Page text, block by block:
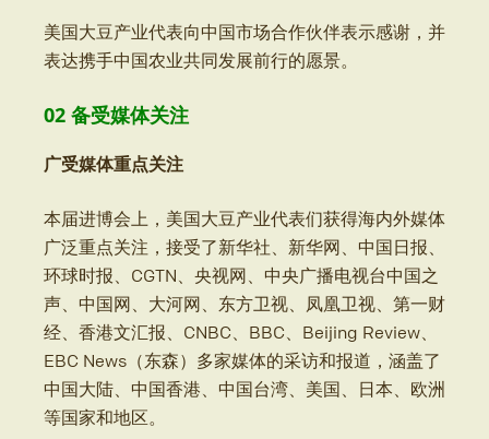
美国大豆产业代表向中国市场合作伙伴表示感谢，并
表达携手中国农业共同发展前行的愿景。
02 备受媒体关注
广受媒体重点关注
本届进博会上，美国大豆产业代表们获得海内外媒体
广泛重点关注，接受了新华社、新华网、中国日报、
环球时报、CGTN、央视网、中央广播电视台中国之
声、中国网、大河网、东方卫视、凤凰卫视、第一财
经、香港文汇报、CNBC、BBC、Beijing Review、
EBC News（东森）多家媒体的采访和报道，涵盖了
中国大陆、中国香港、中国台湾、美国、日本、欧洲
等国家和地区。